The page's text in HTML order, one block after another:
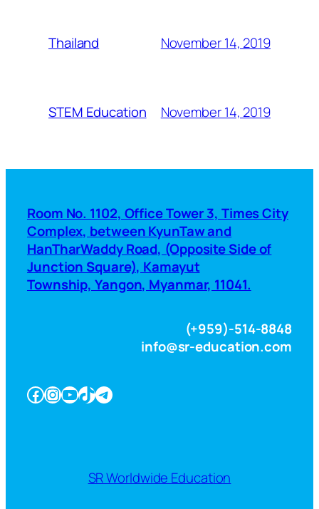
Thailand November 14, 2019
STEM Education November 14, 2019
Room No. 1102, Office Tower 3, Times City
Complex, between KyunTaw and
HanTharWaddy Road, (Opposite Side of
Junction Square), Kamayut
Township, Yangon, Myanmar, 11041.
(+959)-514-8848
info@sr-education.com
Facebook InstagramYouTube TikTok Telegram
SR Worldwide Education